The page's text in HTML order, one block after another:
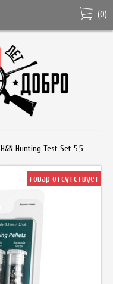
(0)
H&N Hunting Test Set 5,5
товар отсутствует